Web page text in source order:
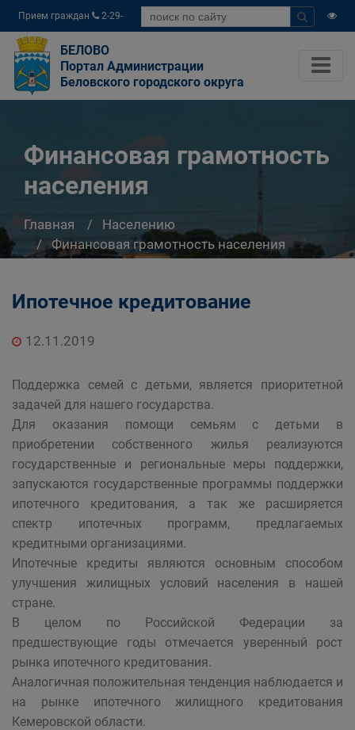
Прием граждан
2-29-
04
БЕЛОВО
Портал Администрации
Беловского городского округа
Финансовая грамотность
населения
Главная
Населению
Финансовая грамотность населения
Ипотечное кредитование
12.11.2019
Поддержка семей с детьми, является приоритетной
задачей для нашего государства.
Для оказания помощи семьям с детьми в
приобретении собственного жилья реализуются
государственные и региональные меры поддержки,
запускаются государственные программы поддержки
ипотечного кредитования, а так же расширяется
спектр ипотечных программ, предлагаемых
кредитными организациями.
Ипотечные кредиты являются основным способом
улучшения жилищных условий населения в нашей
стране.
В целом по Российской Федерации за
предшествующие годы отмечается уверенный рост
рынка ипотечного кредитования.
Аналогичная положительная тенденция наблюдается и
на рынке ипотечного жилищного кредитования
Кемеровской области.